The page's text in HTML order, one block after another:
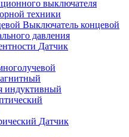
выключателя
техники
Выключатель концевой
давления
Датчик
индуктивный
Датчик